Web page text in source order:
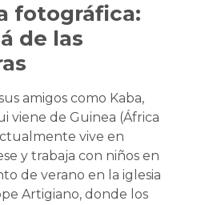
fotográfica:
de las
amigos como Kaba,
viene de Guinea (África
vive en
y trabaja con niños en
de verano en la iglesia
Artigiano, donde los